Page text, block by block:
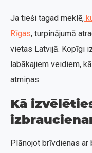
Ja tieši tagad meklē,
Rīgas, turpinājumā
vietas Latvijā. Kopīgi
labākajiem veidiem,
atmiņas.
Kā
Plānojot brīvdienas ar